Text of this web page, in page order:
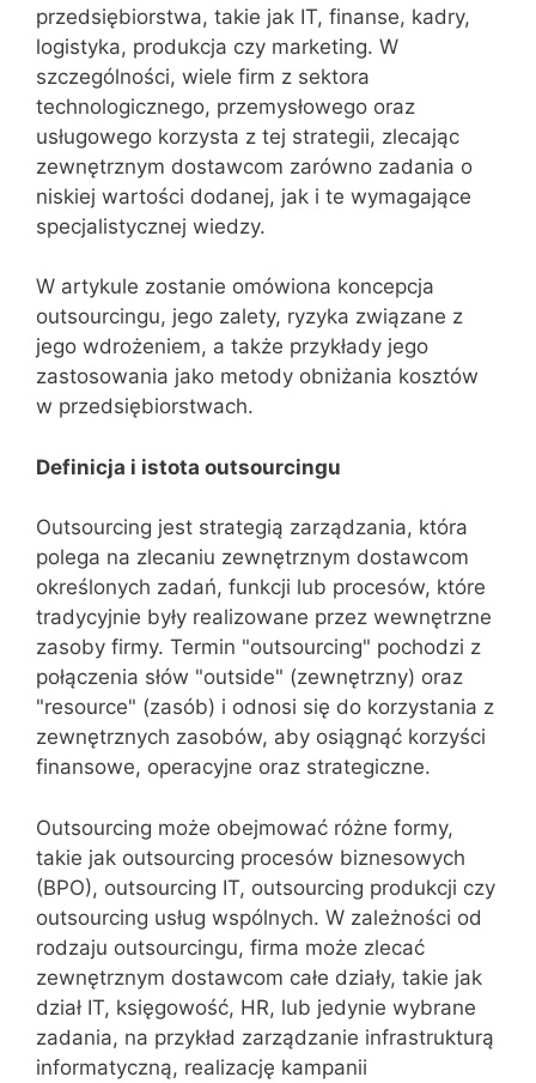
przedsiębiorstwa, takie jak IT, finanse, kadry,
logistyka, produkcja czy marketing. W
szczególności, wiele firm z sektora
technologicznego, przemysłowego oraz
usługowego korzysta z tej strategii, zlecając
zewnętrznym dostawcom zarówno zadania o
niskiej wartości dodanej, jak i te wymagające
specjalistycznej wiedzy.
W artykule zostanie omówiona koncepcja
outsourcingu, jego zalety, ryzyka związane z
jego wdrożeniem, a także przykłady jego
zastosowania jako metody obniżania kosztów
w przedsiębiorstwach.
Definicja i istota outsourcingu
Outsourcing jest strategią zarządzania, która
polega na zlecaniu zewnętrznym dostawcom
określonych zadań, funkcji lub procesów, które
tradycyjnie były realizowane przez wewnętrzne
zasoby firmy. Termin "outsourcing" pochodzi z
połączenia słów "outside" (zewnętrzny) oraz
"resource" (zasób) i odnosi się do korzystania z
zewnętrznych zasobów, aby osiągnąć korzyści
finansowe, operacyjne oraz strategiczne.
Outsourcing może obejmować różne formy,
takie jak outsourcing procesów biznesowych
(BPO), outsourcing IT, outsourcing produkcji czy
outsourcing usług wspólnych. W zależności od
rodzaju outsourcingu, firma może zlecać
zewnętrznym dostawcom całe działy, takie jak
dział IT, księgowość, HR, lub jedynie wybrane
zadania, na przykład zarządzanie infrastrukturą
informatyczną, realizację kampanii